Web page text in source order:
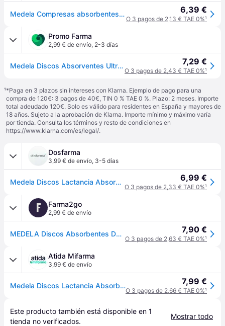
Medela Compresas absorbentes ultratranspirables x60 6,39 €
O 3 pagos de 2,13 € TAE 0%¹
Promo Farma
2,99 € de envío, 2-3 días
Medela Discos Absorventes Ultra-Transpirables 60 uds 7,29 €
O 3 pagos de 2,43 € TAE 0%¹
¹*Paga en 3 plazos sin intereses con Klarna. Ejemplo de pago para una
compra de 120€: 3 pagos de 40€, TIN 0 % TAE 0 %. Plazo: 2 meses. Importe
total adeudado 120€. Solo es válido para residentes en España y mayores de
18 años. Sujeto a la aprobación de Klarna. Importe mínimo y máximo varía
por tienda. Consulta los términos y resto de condiciones en
https://www.klarna.com/es/legal/.
Dosfarma
3,99 € de envío, 3-5 días
Medela Discos Lactancia Absorbentes Ultratranspirables 60 uds 6,99 €
O 3 pagos de 2,33 € TAE 0%¹
F Farma2go
2,99 € de envío
MEDELA Discos Absorbentes Desechables Ultratranspirables 60 Uds 7,90 €
O 3 pagos de 2,63 € TAE 0%¹
Atida Mifarma
3,99 € de envío
Medela Discos Lactancia Absorbentes Ultratranspirables 60 uds 7,99 €
O 3 pagos de 2,66 € TAE 0%¹
Este producto también está disponible en 1
tienda no verificados.
Mostrar todo